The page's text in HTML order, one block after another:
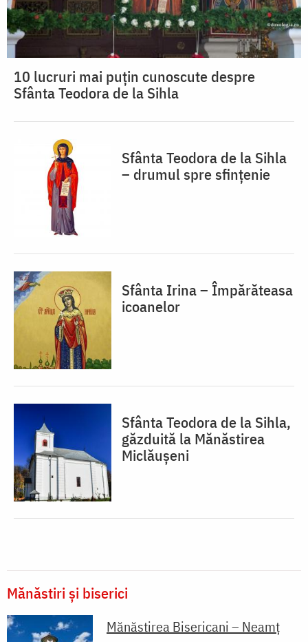
10 lucruri mai puțin cunoscute despre
Sfânta Teodora de la Sihla
Sfânta Teodora de la Sihla
– drumul spre sfințenie
Sfânta Irina – Împărăteasa
icoanelor
Sfânta Teodora de la Sihla,
găzduită la Mănăstirea
Miclăușeni
Mănăstiri și biserici
Mănăstirea Bisericani – Neamț